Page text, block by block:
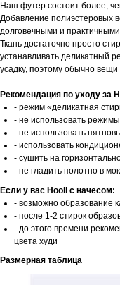
Наш футер состоит более,
Добавление полиэстеровых
долговечными и практичными
Ткань достаточно просто
устанавливать деликатный
усадку, поэтому обычно
Рекомендация по уходу за
- режим «деликатная
- не использовать
- не использовать
- использовать
- сушить на
- не гладить полотно в
Если у вас Hooli c начесом:
- возможно образование
- после 1-2 стирок
- до этого времени
цвета худи
Размерная таблица